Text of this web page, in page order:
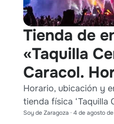
Tienda de
«Taquilla
Caracol.
Horario, ubicación y
tienda física ‘Taquilla
Soy de Zaragoza · 4 de agosto